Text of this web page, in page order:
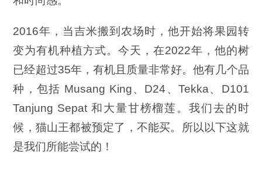
2016年，当吉米搬到农场时，他开始将果园转
变为有机种植方式。今天，在2022年，他的树
已经超过35年，有机且质量非常好。他有几个品
种，包括 Musang King、D24、Tekka、D101
Tanjung Sepat 和大量甘榜榴莲。我们去的时
候，猫山王都被预定了，不能买。所以以下这就
是我们所能尝试的！